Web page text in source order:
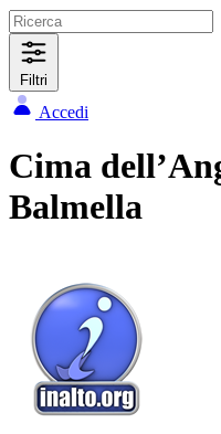
Filtri
Accedi
Cima
Balmella